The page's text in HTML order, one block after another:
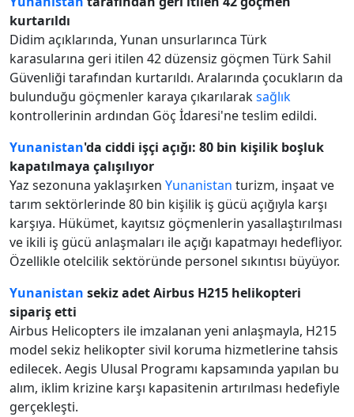
kurtarıldı
Didim açıklarında, Yunan unsurlarınca Türk
karasularına geri itilen 42 düzensiz göçmen Türk Sahil
Güvenliği tarafından kurtarıldı. Aralarında çocukların da
bulunduğu göçmenler karaya çıkarılaraksağlık
kontrollerinin ardından Göç İdaresi'ne teslim edildi.
Yunanistan'da ciddi işçi açığı: 80 bin kişilik boşluk
kapatılmaya çalışılıyor
Yaz sezonuna yaklaşırken Yunanistan turizm, inşaat ve
tarım sektörlerinde 80 bin kişilik iş gücü açığıyla karşı
karşıya. Hükümet, kayıtsız göçmenlerin yasallaştırılması
ve ikili iş gücü anlaşmaları ile açığı kapatmayı hedefliyor.
Özellikle otelcilik sektöründe personel sıkıntısı büyüyor.
Yunanistan sekiz adet Airbus H215 helikopteri
sipariş etti
Airbus Helicopters ile imzalanan yeni anlaşmayla, H215
model sekiz helikopter sivil koruma hizmetlerine tahsis
edilecek. Aegis Ulusal Programı kapsamında yapılan bu
alım, iklim krizine karşı kapasitenin artırılması hedefiyle
gerçekleşti.